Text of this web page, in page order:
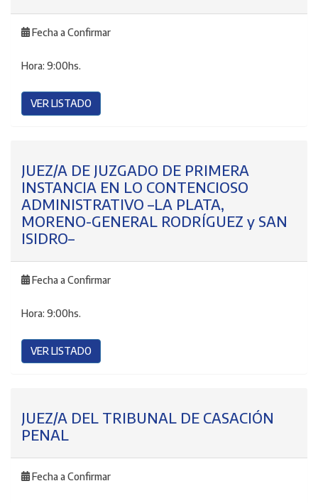
Fecha a Confirmar
Hora: 9:00hs.
VER LISTADO
JUEZ/A DE JUZGADO DE PRIMERA
INSTANCIA EN LO CONTENCIOSO
ADMINISTRATIVO –LA PLATA,
MORENO-GENERAL RODRÍGUEZ y SAN
ISIDRO–
Fecha a Confirmar
Hora: 9:00hs.
VER LISTADO
JUEZ/A DEL TRIBUNAL DE CASACIÓN
PENAL
Fecha a Confirmar